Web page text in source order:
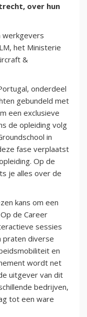
over hun
werkgevers
het Ministerie
&
onderdeel
gebundeld met
een exclusieve
de opleiding volg
in
fase verplaatst
Op de
je alles over de
kans om een
de Career
sessies
praten diverse
en
wordt net
uitgever van dit
bedrijven,
tot een ware